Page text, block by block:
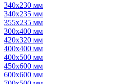
340х230 мм
340х235 мм
355х235 мм
300х400 мм
420х320 мм
400х400 мм
400х500 мм
450х600 мм
600х600 мм